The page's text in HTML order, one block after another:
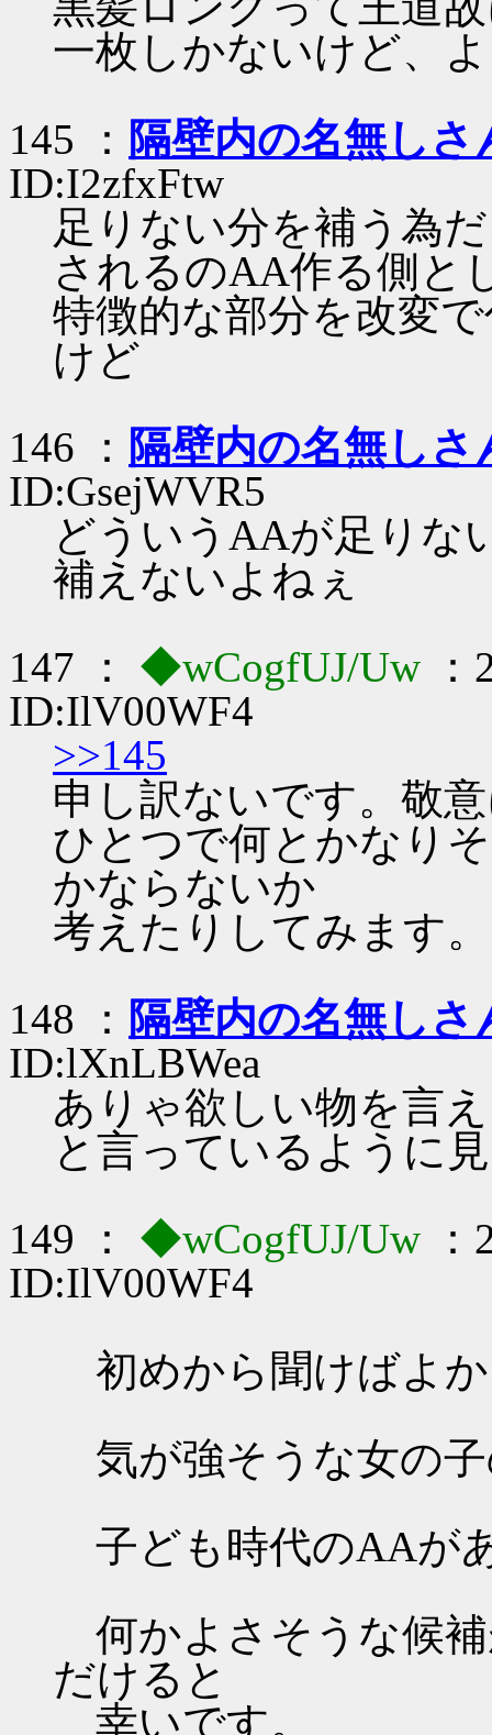
一枚しかないけど、
145 ： 隔壁内の名無しさ
ID:I2zfxFtw
足りない分を補う為
されるのAA作る側と
特徴的な部分を改変
けど
146 ： 隔壁内の名無しさ
ID:GsejWVR5
どういうAAが足りな
補えないよねぇ
147 ：
◆wCogfUJ/Uw
ID:IlV00WF4
>>145
申し訳ないです。敬
ひとつで何とかなり
かならないか
考えたりしてみます。
148 ： 隔壁内の名無しさ
ID:lXnLBWea
ありゃ欲しい物を言
と言っているように
149 ：
◆wCogfUJ/Uw
ID:IlV00WF4
初めから聞けばよ
気が強そうな女の
子ども時代のAAが
何かよさそうな候
だけると
幸いです。